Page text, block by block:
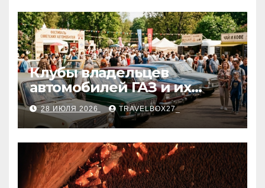
Клубы владельцев
автомобилей ГАЗ и их
мероприятия
28 ИЮЛЯ 2026 TRAVELBOX27_